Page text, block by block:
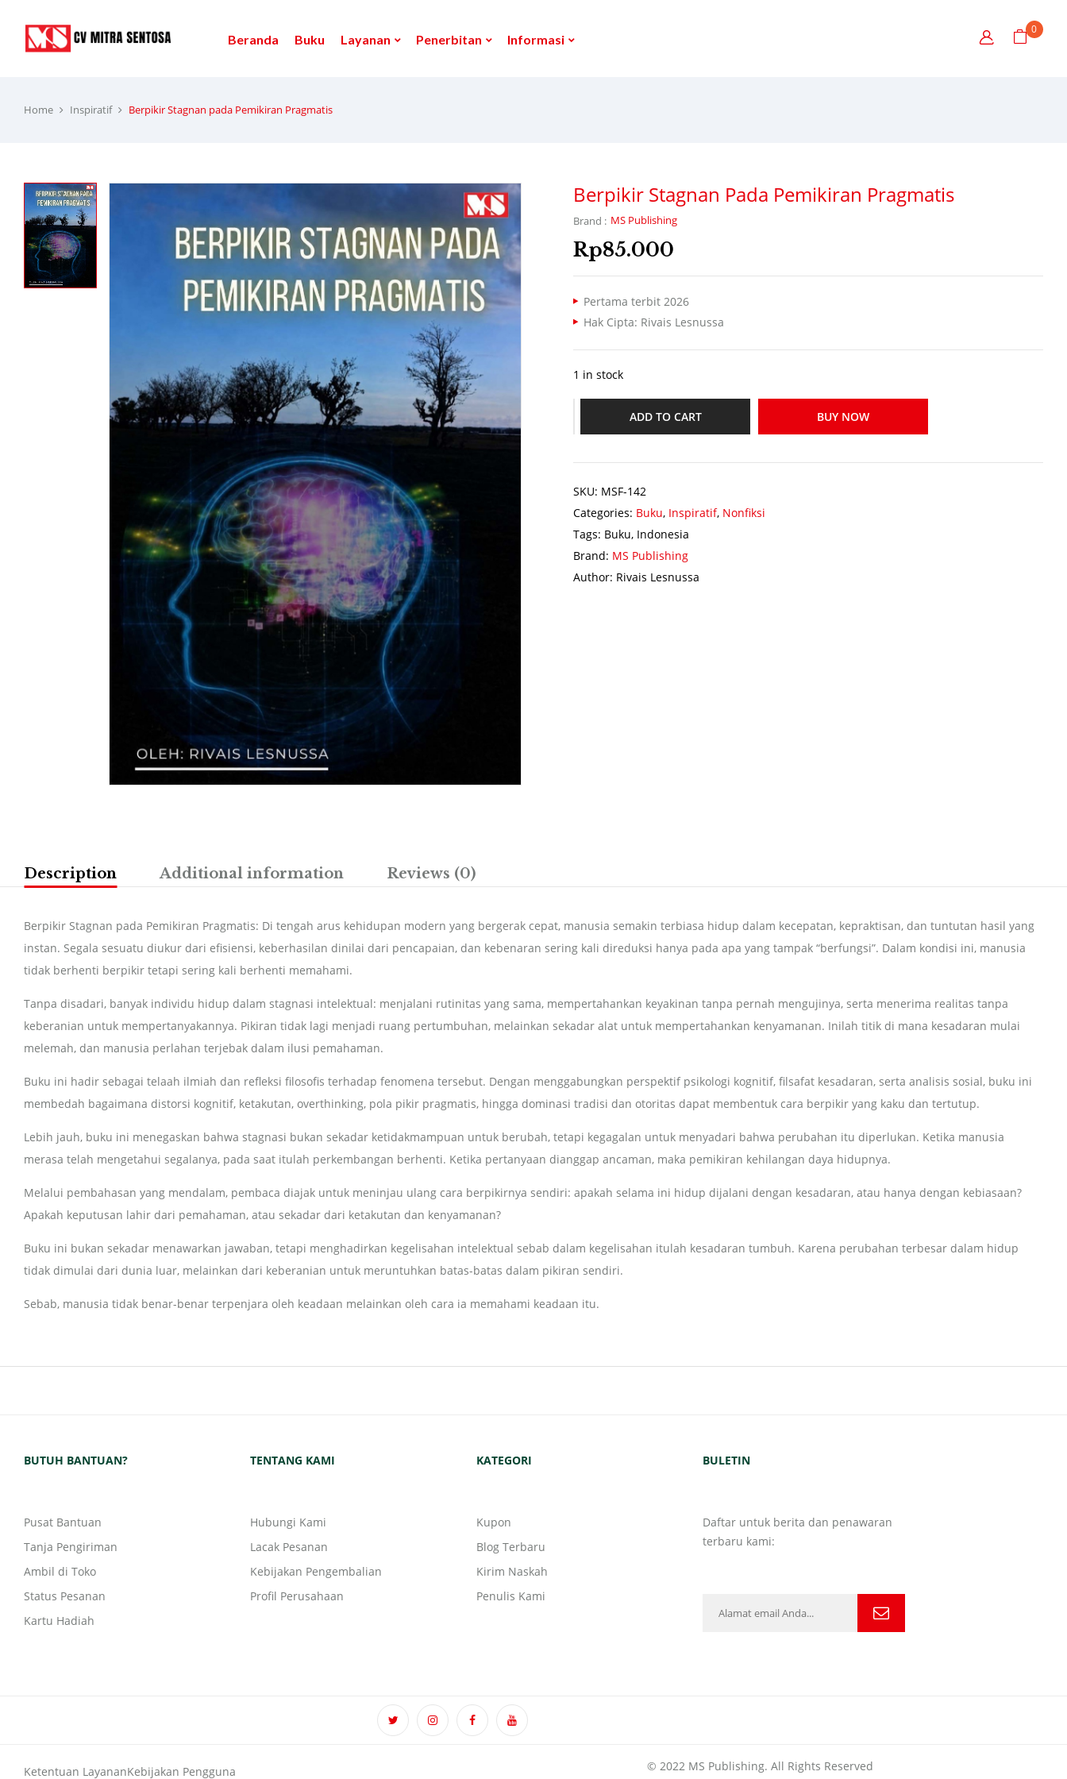
Beranda Buku Layanan Penerbitan Informasi
0
Home Inspiratif Berpikir Stagnan pada Pemikiran Pragmatis
Berpikir Stagnan Pada Pemikiran Pragmatis
Brand : MS Publishing
Rp85.000
Pertama terbit 2026
Hak Cipta: Rivais Lesnussa
1 in stock
ADD TO CART BUY NOW
SKU: MSF-142
Categories: Buku, Inspiratif, Nonfiksi
Tags: Buku, Indonesia
Brand: MS Publishing
Author: Rivais Lesnussa
Description Additional information Reviews (0)
Berpikir Stagnan pada Pemikiran Pragmatis: Di tengah arus kehidupan modern yang bergerak cepat, manusia semakin terbiasa hidup dalam kecepatan, kepraktisan, dan tuntutan hasil yang
instan. Segala sesuatu diukur dari efisiensi, keberhasilan dinilai dari pencapaian, dan kebenaran sering kali direduksi hanya pada apa yang tampak “berfungsi”. Dalam kondisi ini, manusia
tidak berhenti berpikir tetapi sering kali berhenti memahami.
Tanpa disadari, banyak individu hidup dalam stagnasi intelektual: menjalani rutinitas yang sama, mempertahankan keyakinan tanpa pernah mengujinya, serta menerima realitas tanpa
keberanian untuk mempertanyakannya. Pikiran tidak lagi menjadi ruang pertumbuhan, melainkan sekadar alat untuk mempertahankan kenyamanan. Inilah titik di mana kesadaran mulai
melemah, dan manusia perlahan terjebak dalam ilusi pemahaman.
Buku ini hadir sebagai telaah ilmiah dan refleksi filosofis terhadap fenomena tersebut. Dengan menggabungkan perspektif psikologi kognitif, filsafat kesadaran, serta analisis sosial, buku ini
membedah bagaimana distorsi kognitif, ketakutan, overthinking, pola pikir pragmatis, hingga dominasi tradisi dan otoritas dapat membentuk cara berpikir yang kaku dan tertutup.
Lebih jauh, buku ini menegaskan bahwa stagnasi bukan sekadar ketidakmampuan untuk berubah, tetapi kegagalan untuk menyadari bahwa perubahan itu diperlukan. Ketika manusia
merasa telah mengetahui segalanya, pada saat itulah perkembangan berhenti. Ketika pertanyaan dianggap ancaman, maka pemikiran kehilangan daya hidupnya.
Melalui pembahasan yang mendalam, pembaca diajak untuk meninjau ulang cara berpikirnya sendiri: apakah selama ini hidup dijalani dengan kesadaran, atau hanya dengan kebiasaan?
Apakah keputusan lahir dari pemahaman, atau sekadar dari ketakutan dan kenyamanan?
Buku ini bukan sekadar menawarkan jawaban, tetapi menghadirkan kegelisahan intelektual sebab dalam kegelisahan itulah kesadaran tumbuh. Karena perubahan terbesar dalam hidup
tidak dimulai dari dunia luar, melainkan dari keberanian untuk meruntuhkan batas-batas dalam pikiran sendiri.
Sebab, manusia tidak benar-benar terpenjara oleh keadaan melainkan oleh cara ia memahami keadaan itu.
BUTUH BANTUAN?
Pusat Bantuan
Tanja Pengiriman
Ambil di Toko
Status Pesanan
Kartu Hadiah
TENTANG KAMI
Hubungi Kami
Lacak Pesanan
Kebijakan Pengembalian
Profil Perusahaan
KATEGORI
Kupon
Blog Terbaru
Kirim Naskah
Penulis Kami
BULETIN
Daftar untuk berita dan penawaran
terbaru kami:
Ketentuan LayananKebijakan Pengguna © 2022 MS Publishing. All Rights Reserved